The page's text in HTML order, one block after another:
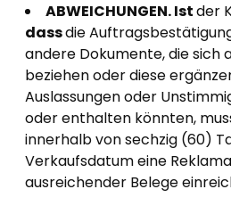
ABWEICHUNGEN. Istder
dassdie
andere Dokumente, die sich
beziehen oder diese
Auslassungen oder
oder enthalten könnten,
innerhalb von sechzig (60)
Verkaufsdatum eine
ausreichender Belege